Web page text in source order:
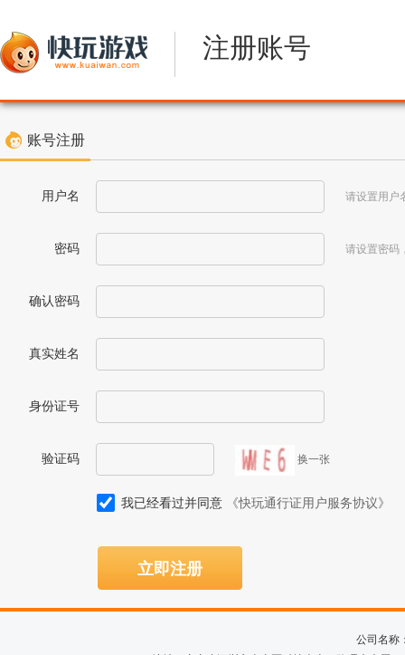
注册账号
账号注册
用户名 请设置用户
密码 请设置密码
确认密码
真实姓名
身份证号
验证码 换一张
我已经看过并同意 《快玩通行证用户服务协议》
立即注册
公司名称